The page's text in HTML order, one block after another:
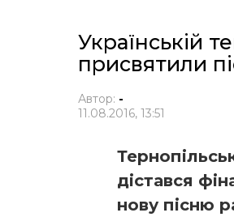
Українській
присвятили
Автор: -
11.08.2016, 13:51
дістався
нову пісню